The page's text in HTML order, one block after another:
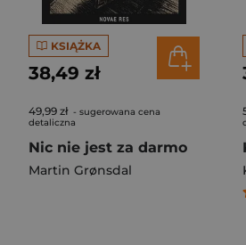
KSIĄŻKA
38,49 zł
49,99 zł - sugerowana cena
detaliczna
Nic nie jest za darmo
Martin Grønsdal